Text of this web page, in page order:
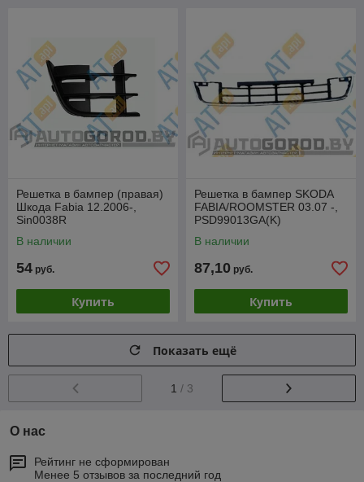
Решетка в бампер (правая)
Шкода Fabia 12.2006-,
Sin0038R
В наличии
54 руб.
Купить
Решетка в бампер SKODA
FABIA/ROOMSTER 03.07 -,
PSD99013GA(K)
В наличии
87,10 руб.
Купить
Показать ещё
1 / 3
О нас
Рейтинг не сформирован
Менее 5 отзывов за последний год